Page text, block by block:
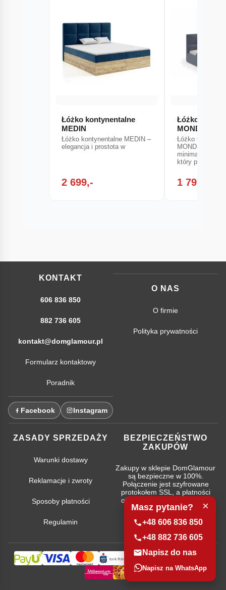
Łóżko kontynentalne
MEDIN
Łóżko kontynentalne MEDIN –
elegancja i prostota w
2 699,-
Łóżko
MONDERA
Łóżko
MONDERA
który podkreśla
1 799,-
KONTAKT
606 836 850
882 736 605
kontakt@domglamour.pl
Formularz kontaktowy
Poradnik
Facebook Instagram
O NAS
O firmie
Polityka prywatności
ZASADY SPRZEDAŻY
Warunki dostawy
Reklamacje i zwroty
Sposoby płatności
Regulamin
BEZPIECZEŃSTWO
ZAKUPÓW
Zakupy w sklepie DomGlamour
są bezpieczne w 100%.
Połączenie jest szyfrowane
protokołem SSL, a płatności
obsługują najpopularniejsze
systemy bankowe.
×
Masz pytanie?
+48 606 836 850
+48 882 736 605
Napisz do nas
Napisz na WhatsApp